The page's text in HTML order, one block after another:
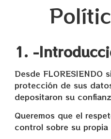
1. -
Desde
protección de sus
depositaron su
Queremos que el
control sobre su propia